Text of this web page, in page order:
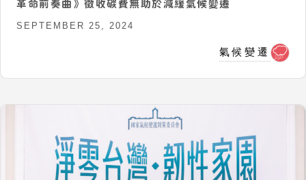
革命前奏曲》徵收碳費無助於減緩氣候變遷
SEPTEMBER 25, 2024
氣候變遷